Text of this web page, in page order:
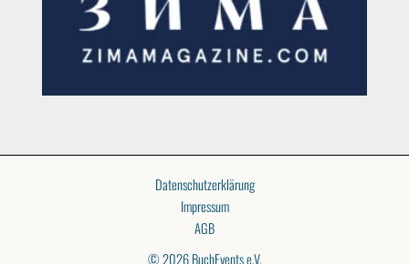
Datenschutzerklärung
Impressum
AGB
© 2026 BuchEvents e.V.